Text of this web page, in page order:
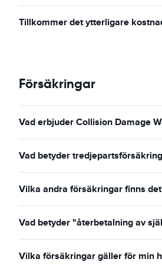
Tillkommer det ytterligare
Försäkringar
Vad erbjuder Collision Damage
Vad betyder
Vilka andra försäkringar finns
Vad betyder "återbetalning av
Vilka försäkringar gäller för min